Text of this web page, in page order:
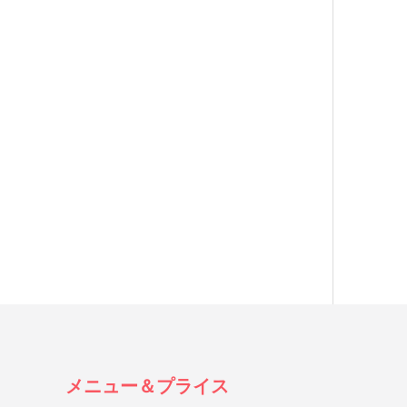
メニュー＆プライス